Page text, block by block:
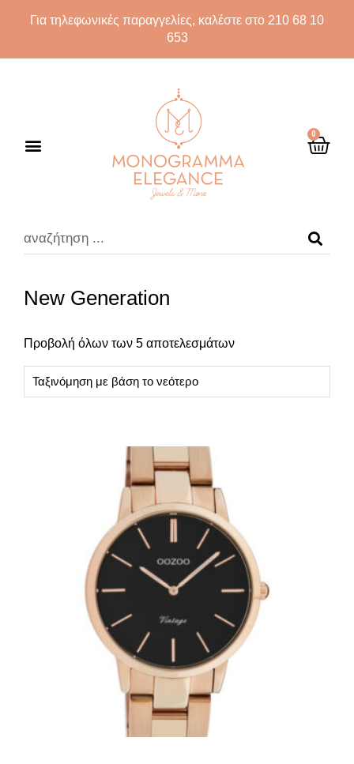
Για τηλεφωνικές παραγγελίες, καλέστε στο 210 68 10
653
0
New Generation
Προβολή όλων των 5 αποτελεσμάτων